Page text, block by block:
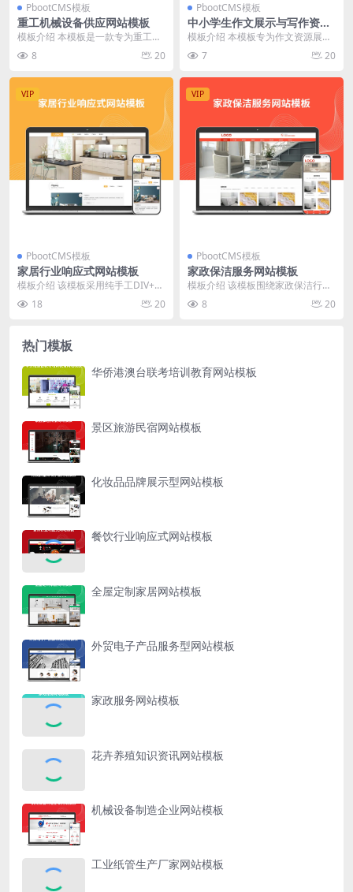
PbootCMS模板
重工机械设备供应网站模板
模板介绍 本模板是一款专为重工机
械设备供应商设计的网站模板，主
要展示了公司的基本...
8 20
PbootCMS模板
中小学生作文展示与写作资源
网站模板
模板介绍 本模板专为作文资源展示
与写作指导场景设计，适配小学、
初中、高中等不同学...
7 20
VIP
PbootCMS模板
家居行业响应式网站模板
模板介绍 该模板采用纯手工DIV+C
SS编写，结构清晰，页面加载速度
快。整体设计...
18 20
VIP
PbootCMS模板
家政保洁服务网站模板
模板介绍 该模板围绕家政保洁行业
需求打造，聚焦家庭服务项目的专
业展示。页面结构清...
8 20
热门模板
华侨港澳台联考培训教育网站模板
景区旅游民宿网站模板
化妆品品牌展示型网站模板
餐饮行业响应式网站模板
全屋定制家居网站模板
外贸电子产品服务型网站模板
家政服务网站模板
花卉养殖知识资讯网站模板
机械设备制造企业网站模板
工业纸管生产厂家网站模板